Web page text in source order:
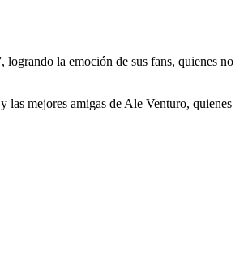
logrando la emoción de sus fans, quienes no
y las mejores amigas de Ale Venturo, quienes